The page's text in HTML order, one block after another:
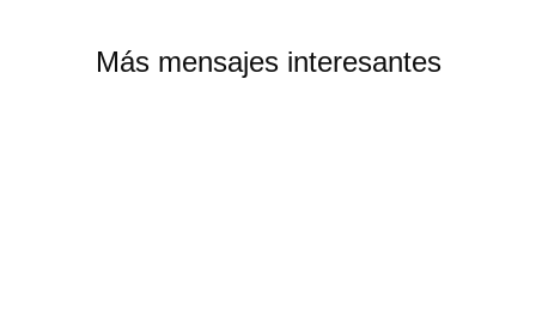
Más mensajes interesantes